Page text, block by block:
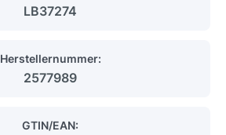
LB37274
Herstellernummer:
2577989
GTIN/EAN: